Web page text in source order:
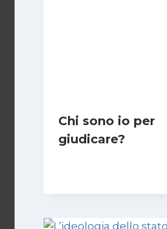
Chi sono io per
giudicare?